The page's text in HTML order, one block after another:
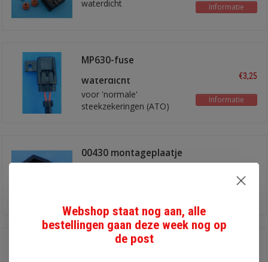
waterdicht Informatie
MP630-fuse
waterdicht
voor 'normale'
steekzekeringen (ATO)
€3,25
Informatie
00430 montageplaatje
FHA14W
Webshop staat nog aan, alle
bestellingen gaan deze week nog op
de post